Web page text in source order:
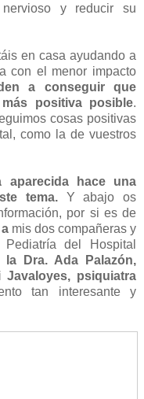
y reducir su
en casa ayudando a
con el menor impacto
a conseguir que
positiva posible.
cosas positivas
como la de vuestros
hace una
tema. Y abajo os
por si es de
mis dos compañeras y
del Hospital
la Dra. Ada Palazón,
psiquiatra
tan interesante y